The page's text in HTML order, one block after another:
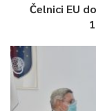
Čelnici EU